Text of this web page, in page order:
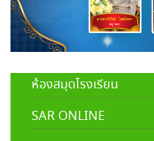
ห้องสมุดโรงเรียน
SAR ONLINE